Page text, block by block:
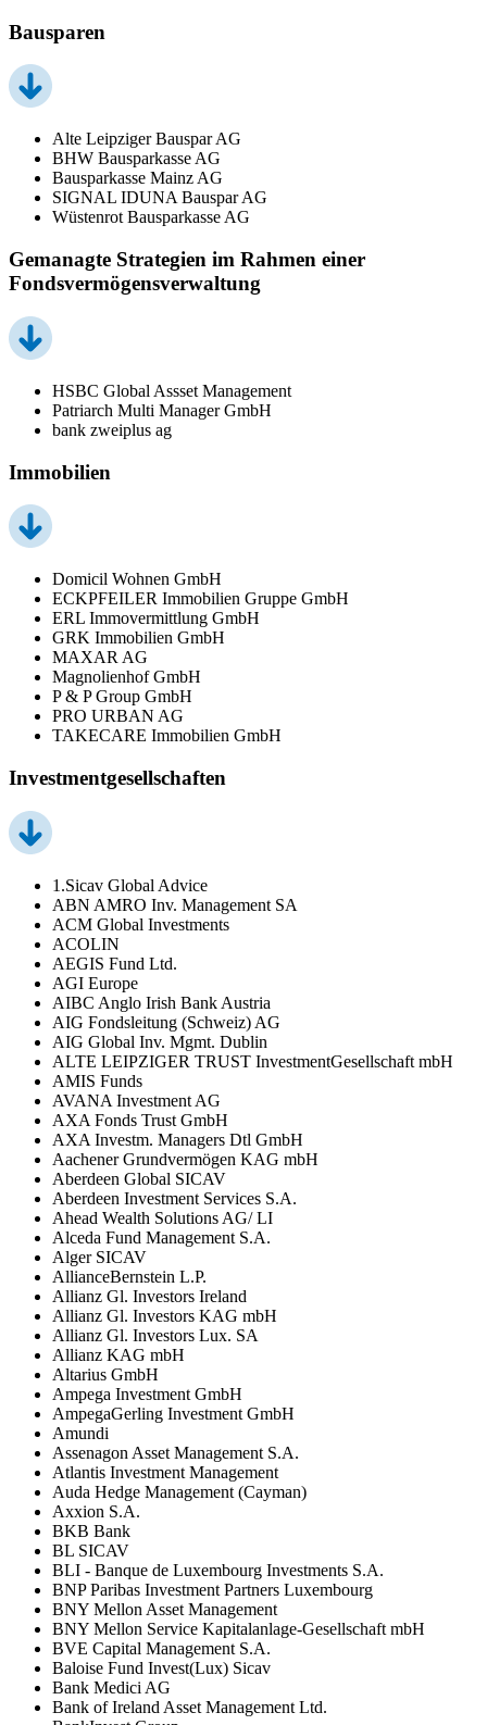
Bausparen
Alte Leipziger Bauspar AG
BHW Bausparkasse AG
Bausparkasse Mainz AG
SIGNAL IDUNA Bauspar AG
Wüstenrot Bausparkasse AG
Gemanagte Strategien im Rahmen einer
Fondsvermögensverwaltung
HSBC Global Assset Management
Patriarch Multi Manager GmbH
bank zweiplus ag
Immobilien
Domicil Wohnen GmbH
ECKPFEILER Immobilien Gruppe GmbH
ERL Immovermittlung GmbH
GRK Immobilien GmbH
MAXAR AG
Magnolienhof GmbH
P & P Group GmbH
PRO URBAN AG
TAKECARE Immobilien GmbH
Investmentgesellschaften
1.Sicav Global Advice
ABN AMRO Inv. Management SA
ACM Global Investments
ACOLIN
AEGIS Fund Ltd.
AGI Europe
AIBC Anglo Irish Bank Austria
AIG Fondsleitung (Schweiz) AG
AIG Global Inv. Mgmt. Dublin
ALTE LEIPZIGER TRUST InvestmentGesellschaft mbH
AMIS Funds
AVANA Investment AG
AXA Fonds Trust GmbH
AXA Investm. Managers Dtl GmbH
Aachener Grundvermögen KAG mbH
Aberdeen Global SICAV
Aberdeen Investment Services S.A.
Ahead Wealth Solutions AG/ LI
Alceda Fund Management S.A.
Alger SICAV
AllianceBernstein L.P.
Allianz Gl. Investors Ireland
Allianz Gl. Investors KAG mbH
Allianz Gl. Investors Lux. SA
Allianz KAG mbH
Altarius GmbH
Ampega Investment GmbH
AmpegaGerling Investment GmbH
Amundi
Assenagon Asset Management S.A.
Atlantis Investment Management
Auda Hedge Management (Cayman)
Axxion S.A.
BKB Bank
BL SICAV
BLI - Banque de Luxembourg Investments S.A.
BNP Paribas Investment Partners Luxembourg
BNY Mellon Asset Management
BNY Mellon Service Kapitalanlage-Gesellschaft mbH
BVE Capital Management S.A.
Baloise Fund Invest(Lux) Sicav
Bank Medici AG
Bank of Ireland Asset Management Ltd.